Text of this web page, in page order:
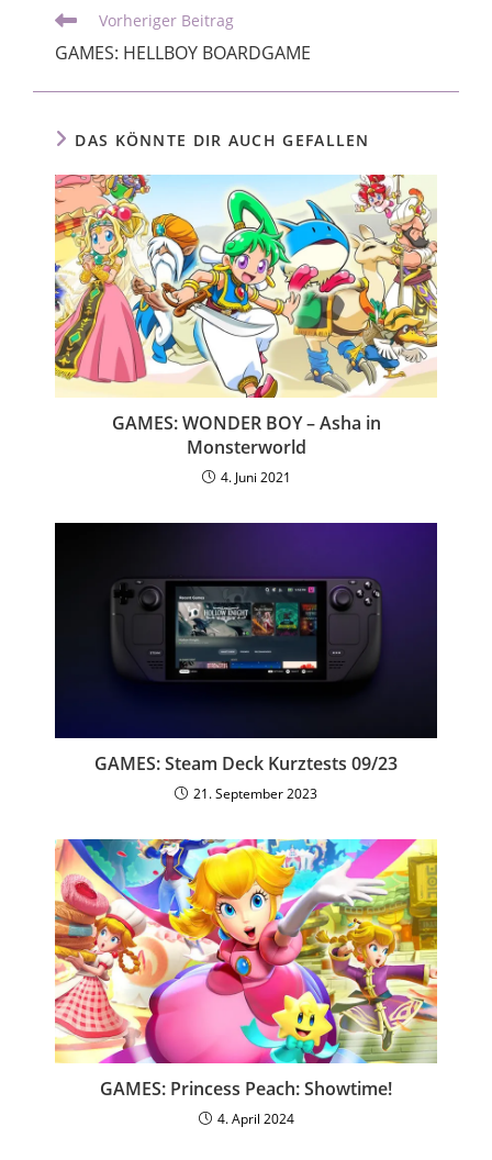
Vorheriger Beitrag
GAMES: HELLBOY BOARDGAME
DAS KÖNNTE DIR AUCH GEFALLEN
GAMES: WONDER BOY – Asha in
Monsterworld
4. Juni 2021
GAMES: Steam Deck Kurztests 09/23
21. September 2023
GAMES: Princess Peach: Showtime!
4. April 2024